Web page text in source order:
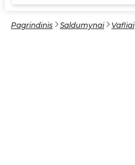
Pagrindinis Saldumynai Vafliai